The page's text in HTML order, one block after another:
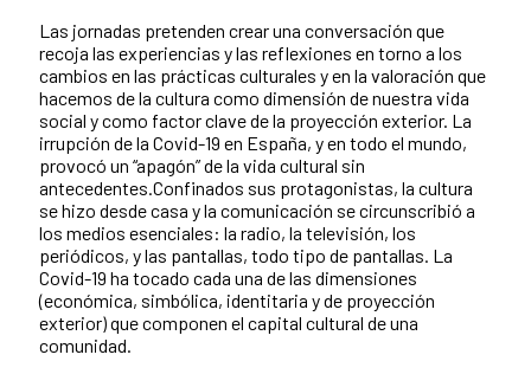
Las jornadas pretenden crear una conversación que
recoja las experiencias y las reflexiones en torno a los
cambios en las prácticas culturales y en la valoración que
hacemos de la cultura como dimensión de nuestra vida
social y como factor clave de la proyección exterior. La
irrupción de la Covid-19 en España, y en todo el mundo,
provocó un “apagón” de la vida cultural sin
antecedentes.Confinados sus protagonistas, la cultura
se hizo desde casa y la comunicación se circunscribió a
los medios esenciales: la radio, la televisión, los
periódicos, y las pantallas, todo tipo de pantallas. La
Covid-19 ha tocado cada una de las dimensiones
(económica, simbólica, identitaria y de proyección
exterior) que componen el capital cultural de una
comunidad.